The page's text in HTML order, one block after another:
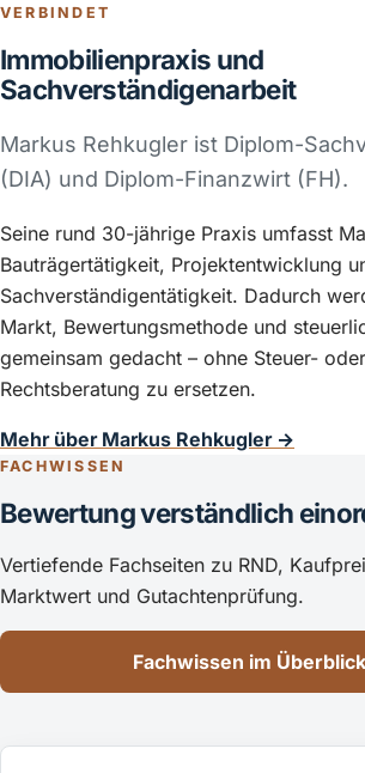
VERBINDET
Immobilienpraxis und
Sachverständigenarbeit
Markus Rehkugler ist Diplom-
(DIA) und Diplom-Finanzwirt (FH).
Seine rund 30-jährige Praxis umfasst
Bauträgertätigkeit, Projektentwicklung
Sachverständigentätigkeit. Dadurch
Markt, Bewertungsmethode und
gemeinsam gedacht – ohne Steuer- oder
Rechtsberatung zu ersetzen.
Mehr über Markus Rehkugler →
FACHWISSEN
Bewertung verständlich
Vertiefende Fachseiten zu RND,
Marktwert und Gutachtenprüfung.
Fachwissen im Überblick